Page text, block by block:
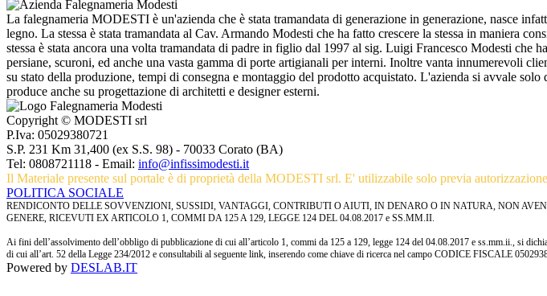
La falegnameria MODESTI è un'azienda che è stata tramandata di generazione in generazione, nasce
legno. La stessa è stata tramandata al Cav. Armando Modesti che ha fatto crescere la stessa in maniera
stessa è stata ancora una volta tramandata di padre in figlio dal 1997 al sig. Luigi Francesco Modesti
persiane, scuroni, ed anche una vasta gamma di porte artigianali per interni. Inoltre vanta innumerevoli
su stato della produzione, tempi di consegna e montaggio del prodotto acquistato. L'azienda si avvale
produce anche su progettazione di architetti e designer esterni.
Copyright © MODESTI srl
P.Iva: 05029380721
S.P. 231 Km 31,400 (ex S.S. 98) - 70033 Corato (BA)
Tel: 0808721118 - Email: info@infissimodesti.it
Il Materiale presente sul portale è di proprietà della MODESTI srl. E' utilizzabile solo previa
POLITICA SOCIALE
RENDICONTO DELLE SOVVENZIONI, SUSSIDI, VANTAGGI, CONTRIBUTI O AIUTI, IN DENARO O IN NATURA, NON
GENERE, RICEVUTI EX ARTICOLO 1, COMMI DA 125 A 129, LEGGE 124 DEL 04.08.2017 e SS.MM.II.
Ai fini dell’assolvimento dell’obbligo di pubblicazione di cui all’articolo 1, commi da 125 a 129, legge 124 del 04.08.2017 e ss.mm.ii., si
di cui all’art. 52 della Legge 234/2012 e consultabili al seguente link, inserendo come chiave di ricerca nel campo CODICE FISCALE
Powered by DESLAB.IT